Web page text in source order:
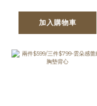
加入購物車